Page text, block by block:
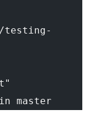
testing-
master